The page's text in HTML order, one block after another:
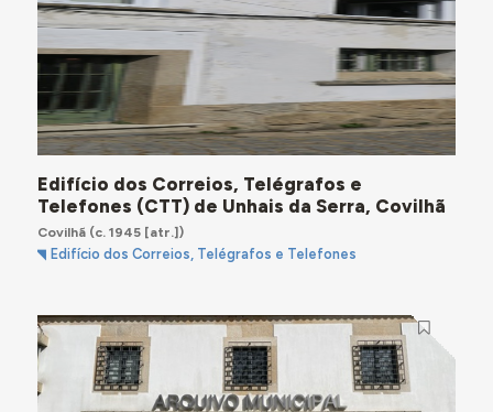
Edifício dos Correios, Telégrafos e
Telefones (CTT) de Unhais da Serra, Covilhã
Covilhã(c. 1945 [atr.])
Edifício dos Correios, Telégrafos e Telefones